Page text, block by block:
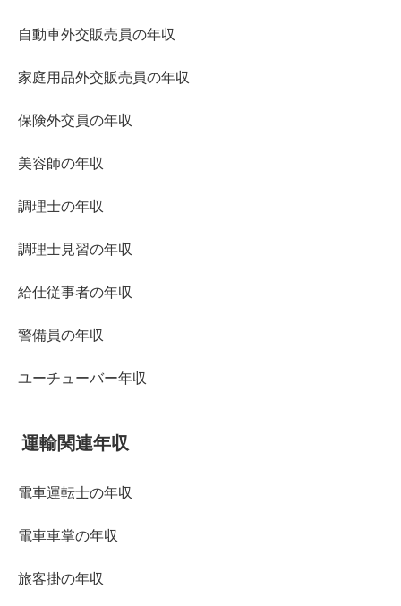
自動車外交販売員の年収
家庭用品外交販売員の年収
保険外交員の年収
美容師の年収
調理士の年収
調理士見習の年収
給仕従事者の年収
警備員の年収
ユーチューバー年収
運輸関連年収
電車運転士の年収
電車車掌の年収
旅客掛の年収